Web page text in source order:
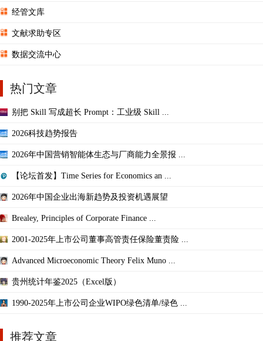
经管文库
文献求助专区
数据交流中心
热门文章
别把 Skill 写成超长 Prompt：工业级 Skill ...
2026科技趋势报告
2026年中国营销智能体生态与厂商能力全景报 ...
【论坛首发】Time Series for Economics an ...
2026年中国企业出海新趋势及投资机遇展望
Brealey, Principles of Corporate Finance ...
2001-2025年上市公司董事高管责任保险董责险 ...
Advanced Microeconomic Theory Felix Muno ...
贵州统计年鉴2025（Excel版）
1990-2025年上市公司企业WIPO绿色清单/绿色 ...
推荐文章